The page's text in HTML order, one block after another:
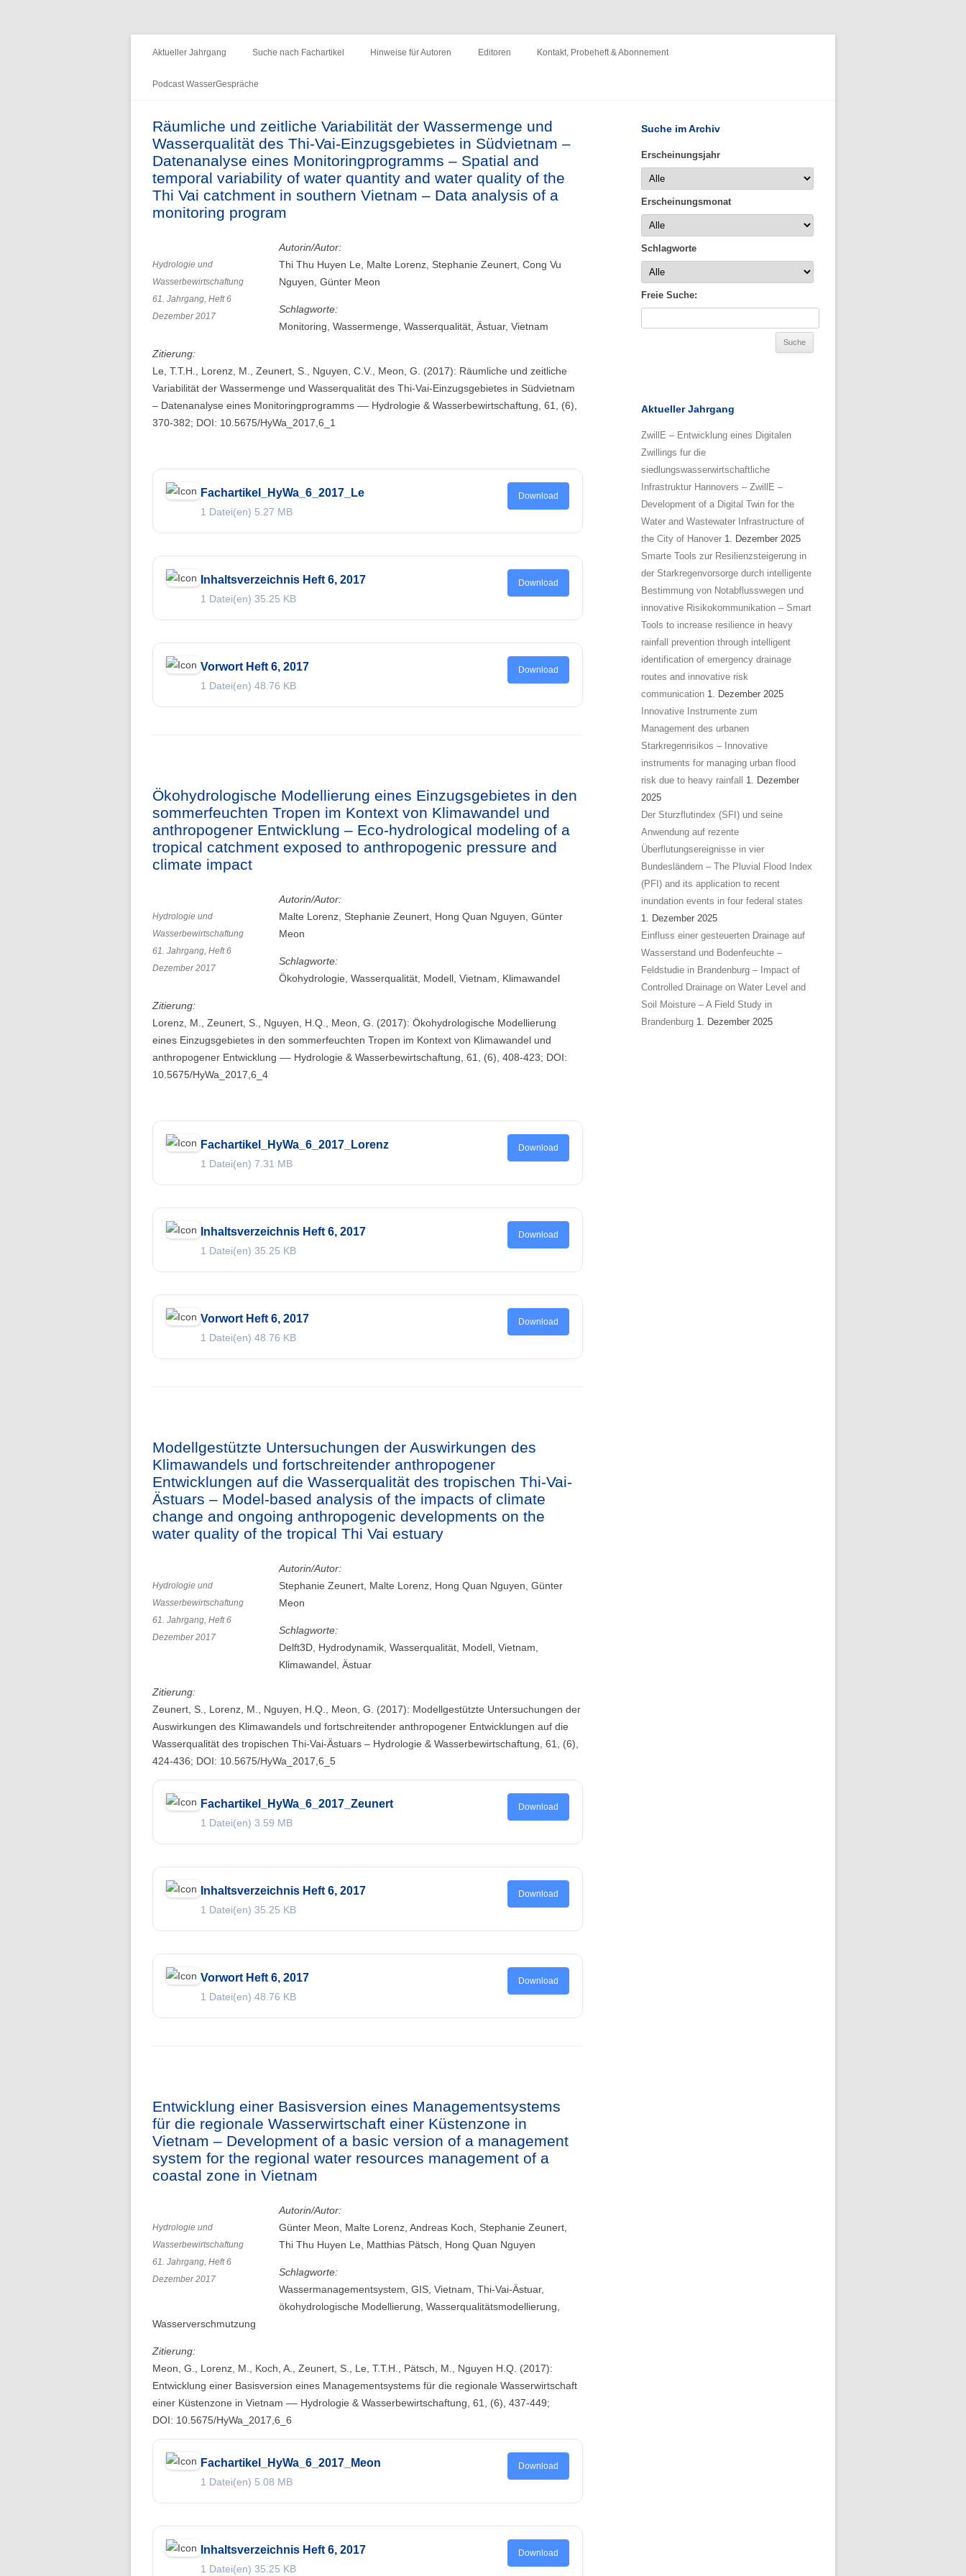
HyWa
Inhalt
Aktueller Jahrgang Suche nach Fachartikel Hinweise für Autoren Editoren Kontakt, Probeheft & Abonnement
Podcast WasserGespräche
Folge 14 – Aueninstitut
Folge 13 – Niedrigwasser & die
Informationsplattform UNDINE
Folge 12 – International Centre for
Folge 11 – Institut für
Seenforschung, ISF
Folge 9 – Internationale Kommission
zum Schutz des Rheins
Folge 8 – Oeschger-Zentrum für
Folge 7 – Ökohydrologie
Folge 6 – Starkregen und Sturzfluten
Folge 4 – Fernerkundung &
Hydrologie
Folge 3 – Schneehydrologie
Folge 1 – Niederschlagsdynamik
Räumliche und zeitliche Variabilität der Wassermenge und
Wasserqualität des Thi-Vai-Einzugsgebietes in Südvietnam –
Datenanalyse eines Monitoringprogramms – Spatial and
temporal variability of water quantity and water quality of the
Thi Vai catchment in southern Vietnam – Data analysis of a
monitoring program
Hydrologie und
Wasserbewirtschaftung
61. Jahrgang, Heft 6
Dezember 2017
Autorin/Autor:
Thi Thu Huyen Le, Malte Lorenz, Stephanie Zeunert, Cong Vu
Nguyen, Günter Meon
Schlagworte:
Monitoring, Wassermenge, Wasserqualität, Ästuar, Vietnam
Zitierung:
Le, T.T.H., Lorenz, M., Zeunert, S., Nguyen, C.V., Meon, G. (2017): Räumliche und zeitliche
Variabilität der Wassermenge und Wasserqualität des Thi-Vai-Einzugsgebietes in Südvietnam
– Datenanalyse eines Monitoringprogramms –– Hydrologie & Wasserbewirtschaftung, 61, (6),
370-382; DOI: 10.5675/HyWa_2017,6_1
Fachartikel_HyWa_6_2017_Le
1 Datei(en) 5.27 MB
Download
Inhaltsverzeichnis Heft 6, 2017
1 Datei(en) 35.25 KB
Download
Vorwort Heft 6, 2017
1 Datei(en) 48.76 KB
Download
Ökohydrologische Modellierung eines Einzugsgebietes in den
sommerfeuchten Tropen im Kontext von Klimawandel und
anthropogener Entwicklung – Eco-hydrological modeling of a
tropical catchment exposed to anthropogenic pressure and
climate impact
Hydrologie und
Wasserbewirtschaftung
61. Jahrgang, Heft 6
Dezember 2017
Autorin/Autor:
Malte Lorenz, Stephanie Zeunert, Hong Quan Nguyen, Günter
Meon
Schlagworte:
Ökohydrologie, Wasserqualität, Modell, Vietnam, Klimawandel
Zitierung:
Lorenz, M., Zeunert, S., Nguyen, H.Q., Meon, G. (2017): Ökohydrologische Modellierung
eines Einzugsgebietes in den sommerfeuchten Tropen im Kontext von Klimawandel und
anthropogener Entwicklung –– Hydrologie & Wasserbewirtschaftung, 61, (6), 408-423; DOI:
10.5675/HyWa_2017,6_4
Fachartikel_HyWa_6_2017_Lorenz
1 Datei(en) 7.31 MB
Download
Inhaltsverzeichnis Heft 6, 2017
1 Datei(en) 35.25 KB
Download
Vorwort Heft 6, 2017
1 Datei(en) 48.76 KB
Download
Modellgestützte Untersuchungen der Auswirkungen des
Klimawandels und fortschreitender anthropogener
Entwicklungen auf die Wasserqualität des tropischen Thi-Vai-
Ästuars – Model-based analysis of the impacts of climate
change and ongoing anthropogenic developments on the
water quality of the tropical Thi Vai estuary
Hydrologie und
Wasserbewirtschaftung
61. Jahrgang, Heft 6
Dezember 2017
Autorin/Autor:
Stephanie Zeunert, Malte Lorenz, Hong Quan Nguyen, Günter
Meon
Schlagworte:
Delft3D, Hydrodynamik, Wasserqualität, Modell, Vietnam,
Klimawandel, Ästuar
Zitierung:
Zeunert, S., Lorenz, M., Nguyen, H.Q., Meon, G. (2017): Modellgestützte Untersuchungen der
Auswirkungen des Klimawandels und fortschreitender anthropogener Entwicklungen auf die
Wasserqualität des tropischen Thi-Vai-Ästuars – Hydrologie & Wasserbewirtschaftung, 61, (6),
424-436; DOI: 10.5675/HyWa_2017,6_5
Fachartikel_HyWa_6_2017_Zeunert
1 Datei(en) 3.59 MB
Download
Inhaltsverzeichnis Heft 6, 2017
1 Datei(en) 35.25 KB
Download
Vorwort Heft 6, 2017
1 Datei(en) 48.76 KB
Download
Entwicklung einer Basisversion eines Managementsystems
für die regionale Wasserwirtschaft einer Küstenzone in
Vietnam – Development of a basic version of a management
system for the regional water resources management of a
coastal zone in Vietnam
Hydrologie und
Wasserbewirtschaftung
61. Jahrgang, Heft 6
Dezember 2017
Autorin/Autor:
Günter Meon, Malte Lorenz, Andreas Koch, Stephanie Zeunert,
Thi Thu Huyen Le, Matthias Pätsch, Hong Quan Nguyen
Schlagworte:
Wassermanagementsystem, GIS, Vietnam, Thi-Vai-Ästuar,
ökohydrologische Modellierung, Wasserqualitätsmodellierung,
Wasserverschmutzung
Zitierung:
Meon, G., Lorenz, M., Koch, A., Zeunert, S., Le, T.T.H., Pätsch, M., Nguyen H.Q. (2017):
Entwicklung einer Basisversion eines Managementsystems für die regionale Wasserwirtschaft
einer Küstenzone in Vietnam –– Hydrologie & Wasserbewirtschaftung, 61, (6), 437-449;
DOI: 10.5675/HyWa_2017,6_6
Fachartikel_HyWa_6_2017_Meon
1 Datei(en) 5.08 MB
Download
Inhaltsverzeichnis Heft 6, 2017
1 Datei(en) 35.25 KB
Download
Suche im Archiv
Erscheinungsjahr
Erscheinungsmonat
Schlagworte
Freie Suche:
Aktueller Jahrgang
ZwillE – Entwicklung eines Digitalen
Zwillings fur die
siedlungswasserwirtschaftliche
Infrastruktur Hannovers – ZwillE –
Development of a Digital Twin for the
Water and Wastewater Infrastructure of
the City of Hanover 1. Dezember 2025
Smarte Tools zur Resilienzsteigerung in
der Starkregenvorsorge durch intelligente
Bestimmung von Notabflusswegen und
innovative Risikokommunikation – Smart
Tools to increase resilience in heavy
rainfall prevention through intelligent
identification of emergency drainage
routes and innovative risk
communication 1. Dezember 2025
Innovative Instrumente zum
Management des urbanen
Starkregenrisikos – Innovative
instruments for managing urban flood
risk due to heavy rainfall
1. Dezember
2025
Der Sturzflutindex (SFI) und seine
Anwendung auf rezente
Überflutungsereignisse in vier
Bundesländern – The Pluvial Flood Index
(PFI) and its application to recent
inundation events in four federal states
1. Dezember 2025
Einfluss einer gesteuerten Drainage auf
Wasserstand und Bodenfeuchte –
Feldstudie in Brandenburg – Impact of
Controlled Drainage on Water Level and
Soil Moisture – A Field Study in
Brandenburg 1. Dezember 2025